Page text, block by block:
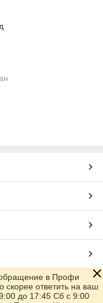
в Профи
ответить на ваш
до 17:45 Сб с 9:00